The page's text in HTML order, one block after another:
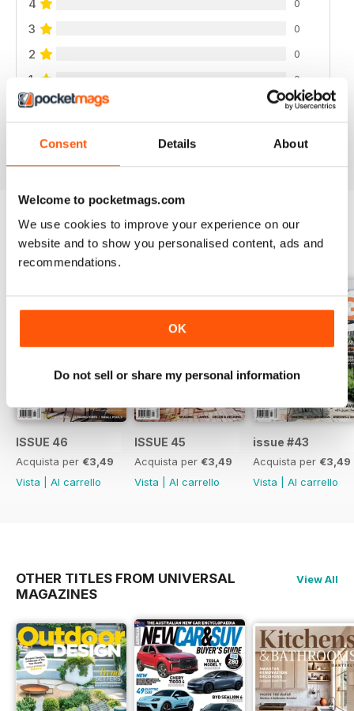
Consent Details About
Welcome to pocketmags.com
We use cookies to improve your experience on our
website and to show you personalised content, ads and
recommendations.
OK
Do not sell or share my personal information
4 0
3 0
2 0
1 0
EDIZIONI INDIETRO Visualizza tutti
ISSUE 46
Acquista per €3,49
Vista
Al carrello
ISSUE 45
Acquista per €3,49
Vista
Al carrello
issue #43
Acquista per €3,49
Vista
Al carrello
OTHER TITLES FROM UNIVERSAL
MAGAZINES
View All